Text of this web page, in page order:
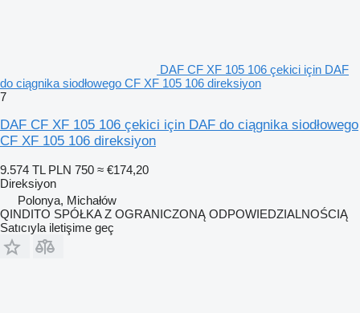
DAF CF XF 105 106 çekici için DAF
do ciągnika siodłowego CF XF 105 106 direksiyon
7
DAF CF XF 105 106 çekici için DAF do ciągnika siodłowego
CF XF 105 106 direksiyon
9.574 TL PLN 750 ≈ €174,20
Direksiyon
Polonya, Michałów
QINDITO SPÓŁKA Z OGRANICZONĄ ODPOWIEDZIALNOŚCIĄ
Satıcıyla iletişime geç